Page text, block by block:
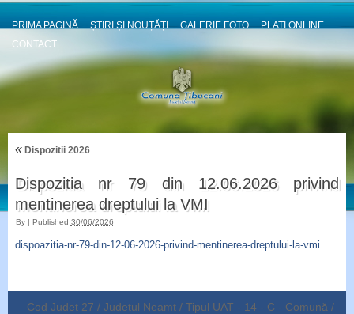
PRIMA PAGINĂ ȘTIRI ȘI NOUȚĂȚI GALERIE FOTO
PLATI ONLINE
CONTACT
«Dispozitii 2026
Dispozitia nr 79 din 12.06.2026 privind
mentinerea dreptului la VMI
By | Published 30/06/2026
dispoazitia-nr-79-din-12-06-2026-privind-mentinerea-dreptului-la-vmi
Cod Județ 27 / Județul Neamț / Tipul UAT - 14 - C - Comună /